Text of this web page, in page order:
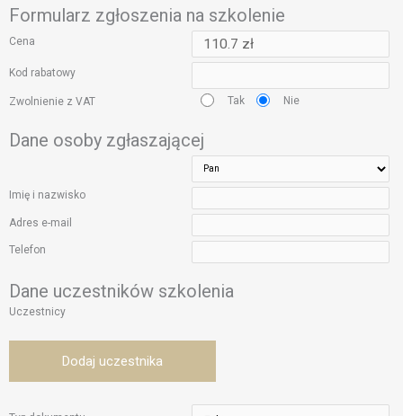
Formularz zgłoszenia na szkolenie
Cena
Kod rabatowy
Zwolnienie z VAT Tak Nie
Dane osoby zgłaszającej
Imię i nazwisko
Adres e-mail
Telefon
Dane uczestników szkolenia
Uczestnicy
Dodaj uczestnika